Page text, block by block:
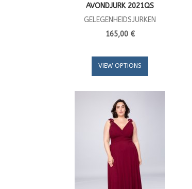
AVONDJURK 2021QS
GELEGENHEIDSJURKEN
165,00 €
VIEW OPTIONS